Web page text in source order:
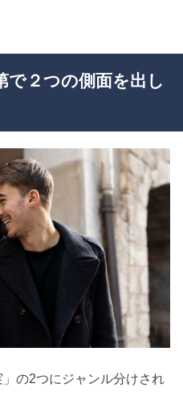
で２つの側面を出し
の2つにジャンル分けされ